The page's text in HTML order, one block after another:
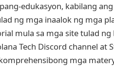
edukasyon, kabilang
ng mga inaalok ng mga
mula sa mga site tulad
Tech Discord channel
mga